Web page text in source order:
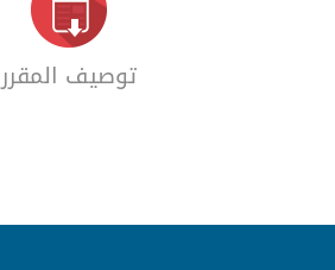
توصيف المقرر